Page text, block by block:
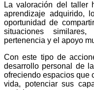
La valoración del taller
aprendizaje adquirido,
oportunidad de
situaciones
pertenencia y el apoyo
Con este tipo de
desarrollo personal de
ofreciendo espacios que
vida, potenciar sus